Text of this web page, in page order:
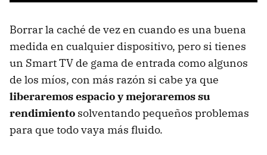
Borrar la caché de vez en cuando es una buena
medida en cualquier dispositivo, pero si tienes
un Smart TV de gama de entrada como algunos
de los míos, con más razón si cabe ya que
liberaremos espacio y mejoraremos su
rendimiento solventando pequeños problemas
para que todo vaya más fluido.